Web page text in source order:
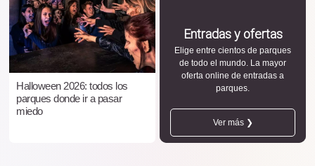
Halloween 2026: todos los
parques donde ir a pasar
miedo
Entradas y ofertas
Elige entre cientos de parques
de todo el mundo. La mayor
oferta online de entradas a
parques.
Ver más ❯